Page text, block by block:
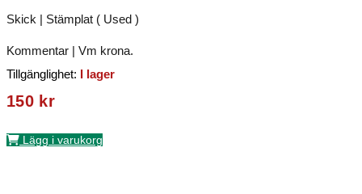
Skick | Stämplat ( Used )
Kommentar | Vm krona.
Tillgänglighet: I lager
150 kr
Lägg i varukorg